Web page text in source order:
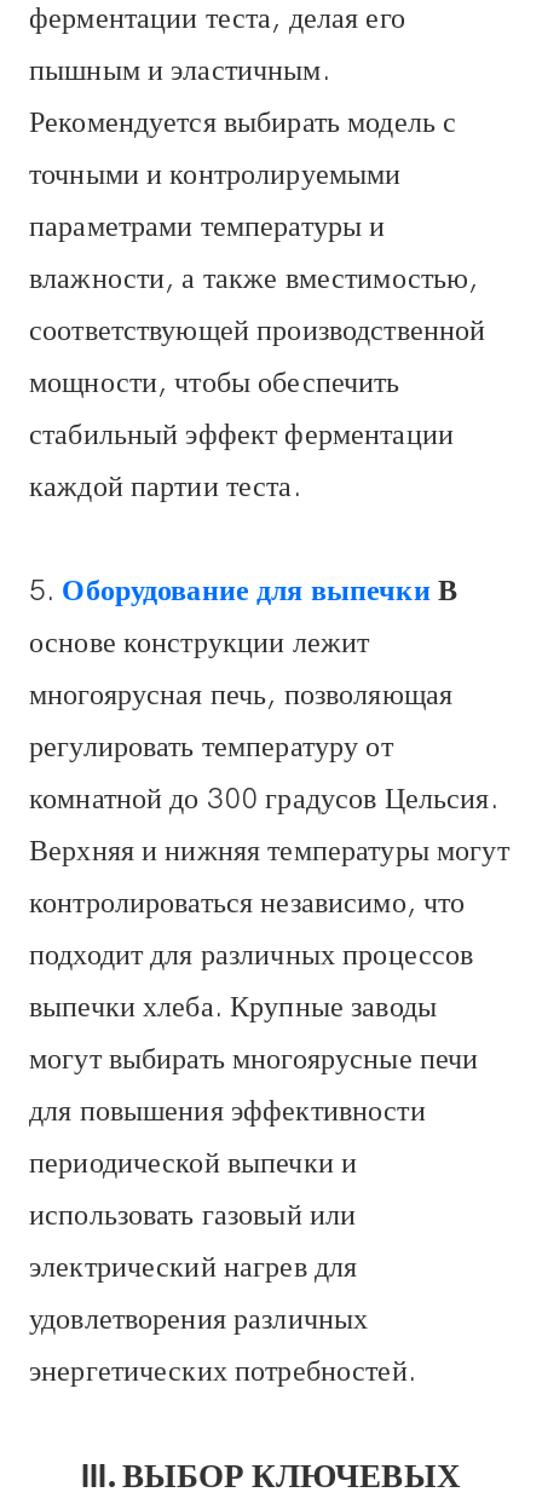
ферментации теста, делая его
пышным и эластичным.
Рекомендуется выбирать модель с
точными и контролируемыми
параметрами температуры и
влажности, а также вместимостью,
соответствующей производственной
мощности, чтобы обеспечить
стабильный эффект ферментации
каждой партии теста.
5. Оборудование для выпечкиВ
основе конструкции лежит
многоярусная печь, позволяющая
регулировать температуру от
комнатной до 300 градусов Цельсия.
Верхняя и нижняя температуры могут
контролироваться независимо, что
подходит для различных процессов
выпечки хлеба. Крупные заводы
могут выбирать многоярусные печи
для повышения эффективности
периодической выпечки и
использовать газовый или
электрический нагрев для
удовлетворения различных
энергетических потребностей.
III. ВЫБОР КЛЮЧЕВЫХ